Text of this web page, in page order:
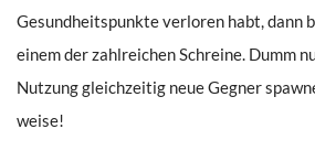
Gesundheitspunkte verloren habt, dann
einem der zahlreichen Schreine. Dumm
Nutzung gleichzeitig neue Gegner
weise!